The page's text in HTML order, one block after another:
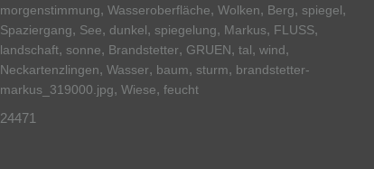
morgenstimmung, Wasseroberfläche, Wolken, Berg, spiegel,
Spaziergang, See, dunkel, spiegelung, Markus, FLUSS,
landschaft, sonne, Brandstetter, GRUEN, tal, wind,
Neckartenzlingen, Wasser, baum, sturm, brandstetter-
markus_319000.jpg, Wiese, feucht
24471